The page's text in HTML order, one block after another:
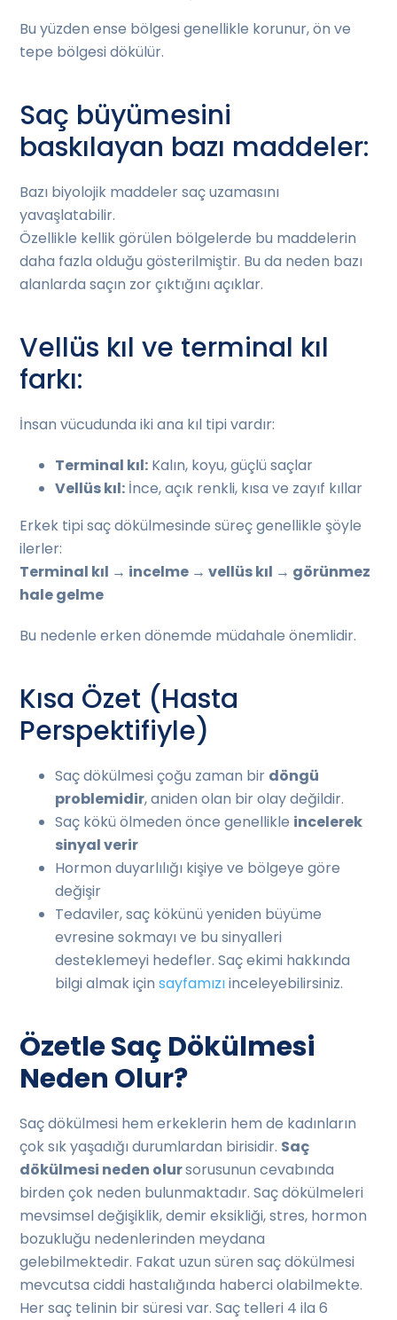
Bu yüzden ense bölgesi genellikle korunur, ön ve
tepe bölgesi dökülür.
Saç büyümesini
baskılayan bazı maddeler:
Bazı biyolojik maddeler saç uzamasını
yavaşlatabilir.
Özellikle kellik görülen bölgelerde bu maddelerin
daha fazla olduğu gösterilmiştir. Bu da neden bazı
alanlarda saçın zor çıktığını açıklar.
Vellüs kıl ve terminal kıl
farkı:
İnsan vücudunda iki ana kıl tipi vardır:
Terminal kıl: Kalın, koyu, güçlü saçlar
Vellüs kıl: İnce, açık renkli, kısa ve zayıf kıllar
Erkek tipi saç dökülmesinde süreç genellikle şöyle
ilerler:
Terminal kıl → incelme → vellüs kıl → görünmez
hale gelme
Bu nedenle erken dönemde müdahale önemlidir.
Kısa Özet (Hasta
Perspektifiyle)
Saç dökülmesi çoğu zaman bir döngü
problemidir, aniden olan bir olay değildir.
Saç kökü ölmeden önce genellikle incelerek
sinyal verir
Hormon duyarlılığı kişiye ve bölgeye göre
değişir
Tedaviler, saç kökünü yeniden büyüme
evresine sokmayı ve bu sinyalleri
desteklemeyi hedefler. Saç ekimi hakkında
bilgi almak içinsayfamızıinceleyebilirsiniz.
Özetle Saç Dökülmesi
Neden Olur?
Saç dökülmesi hem erkeklerin hem de kadınların
çok sık yaşadığı durumlardan birisidir. Saç
dökülmesi neden olursorusunun cevabında
birden çok neden bulunmaktadır. Saç dökülmeleri
mevsimsel değişiklik, demir eksikliği, stres, hormon
bozukluğu nedenlerinden meydana
gelebilmektedir. Fakat uzun süren saç dökülmesi
mevcutsa ciddi hastalığında haberci olabilmekte.
Her saç telinin bir süresi var. Saç telleri 4 ila 6